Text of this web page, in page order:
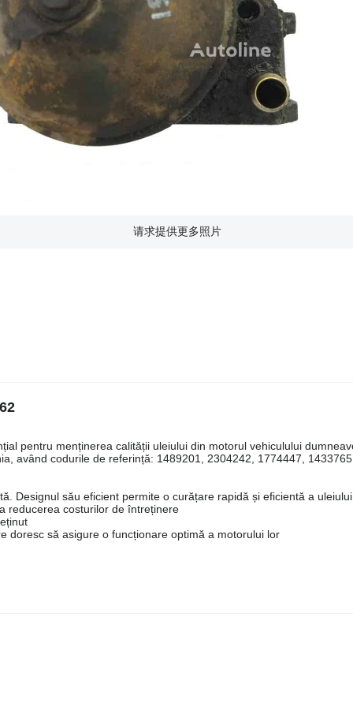
请求提供更多照片
pentru menținerea calității uleiului din motorul vehiculului
având codurile de referință: 1489201, 2304242, 1774447,
Designul său eficient permite o curățare rapidă și eficientă a uleiului
reducerea costurilor de întreținere
doresc să asigure o funcționare optimă a motorului lor